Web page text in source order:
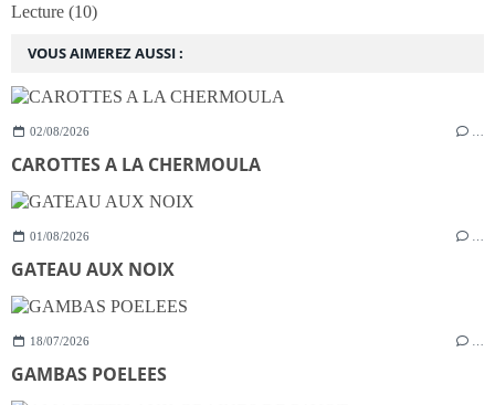
VOUS AIMEREZ AUSSI :
02/08/2026
CAROTTES A LA CHERMOULA
01/08/2026
GATEAU AUX NOIX
18/07/2026
GAMBAS POELEES
Lecture (10)